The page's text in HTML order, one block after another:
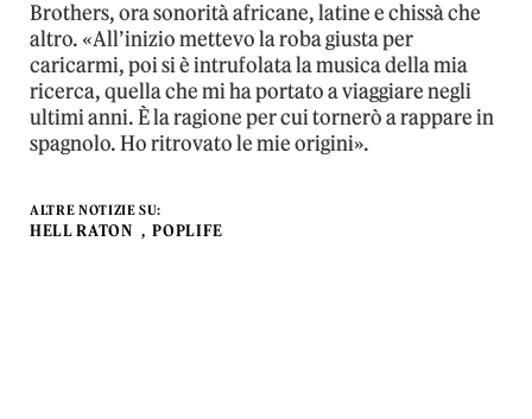
Brothers, ora sonorità africane, latine e chissà che
altro. «All’inizio mettevo la roba giusta per
caricarmi, poi si è intrufolata la musica della mia
ricerca, quella che mi ha portato a viaggiare negli
ultimi anni. È la ragione per cui tornerò a rappare in
spagnolo. Ho ritrovato le mie origini».
ALTRE NOTIZIE SU:
HELL RATON POPLIFE